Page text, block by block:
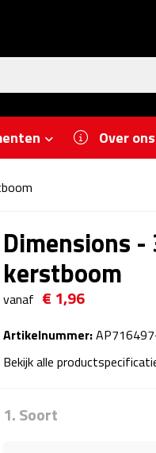
Over ons
Dimensions
kerstboom
vanaf € 1,96
Artikelnummer:
Bekijk alle
1. Soort